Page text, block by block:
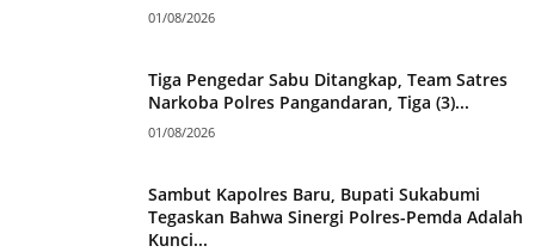
01/08/2026
Tiga Pengedar Sabu Ditangkap, Team Satres
Narkoba Polres Pangandaran, Tiga (3)...
01/08/2026
Sambut Kapolres Baru, Bupati Sukabumi
Tegaskan Bahwa Sinergi Polres-Pemda Adalah
Kunci...